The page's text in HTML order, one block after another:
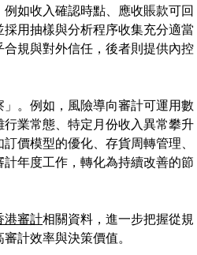
如收入確認時點、應收賬款可回
用抽樣與分析程序收集充分適當
規與對外信任，後者則提供內控
」。例如，風險導向審計可運用數
業常態、特定月份收入異常攀升
價模型的優化、存貨周轉管理、
年度工作，轉化為持續改善的節
港審計相關資料，進一步把握從規
計效率與決策價值。